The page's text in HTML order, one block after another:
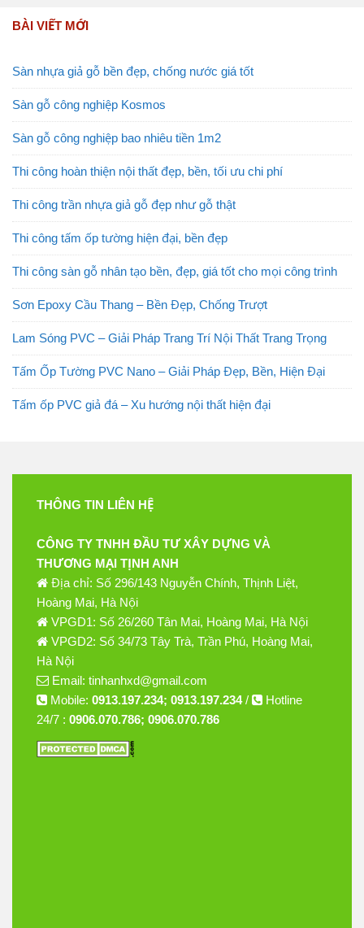
BÀI VIẾT MỚI
Sàn nhựa giả gỗ bền đẹp, chống nước giá tốt
Sàn gỗ công nghiệp Kosmos
Sàn gỗ công nghiệp bao nhiêu tiền 1m2
Thi công hoàn thiện nội thất đẹp, bền, tối ưu chi phí
Thi công trần nhựa giả gỗ đẹp như gỗ thật
Thi công tấm ốp tường hiện đại, bền đẹp
Thi công sàn gỗ nhân tạo bền, đẹp, giá tốt cho mọi công trình
Sơn Epoxy Cầu Thang – Bền Đẹp, Chống Trượt
Lam Sóng PVC – Giải Pháp Trang Trí Nội Thất Trang Trọng
Tấm Ốp Tường PVC Nano – Giải Pháp Đẹp, Bền, Hiện Đại
Tấm ốp PVC giả đá – Xu hướng nội thất hiện đại
THÔNG TIN LIÊN HỆ
CÔNG TY TNHH ĐẦU TƯ XÂY DỰNG VÀ
THƯƠNG MẠI TỊNH ANH
Địa chỉ: Số 296/143 Nguyễn Chính, Thịnh Liệt,
Hoàng Mai, Hà Nội
VPGD1: Số 26/260 Tân Mai, Hoàng Mai, Hà Nội
VPGD2: Số 34/73 Tây Trà, Trần Phú, Hoàng Mai,
Hà Nội
Email: tinhanhxd@gmail.com
Mobile: 0913.197.234; 0913.197.234/
Hotline
24/7 : 0906.070.786; 0906.070.786